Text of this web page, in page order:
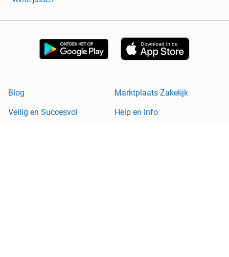
Blog
Marktplaats Zakelijk
Veilig en Succesvol
Help en Info